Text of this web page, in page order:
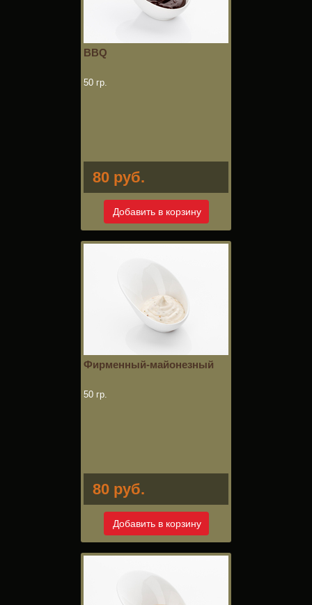
BBQ
50 гр.
80 руб.
Добавить в корзину
Фирменный-майонезный
50 гр.
80 руб.
Добавить в корзину